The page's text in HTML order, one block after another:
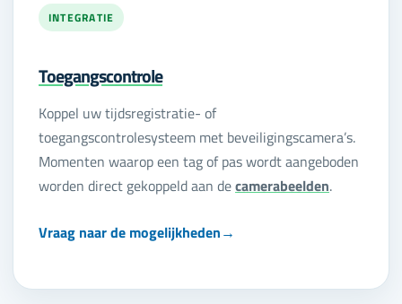
INTEGRATIE
Toegangscontrole
Koppel uw tijdsregistratie- of
toegangscontrolesysteem met beveiligingscamera’s.
Momenten waarop een tag of pas wordt aangeboden
worden direct gekoppeld aan decamerabeelden.
Vraag naar de mogelijkheden→